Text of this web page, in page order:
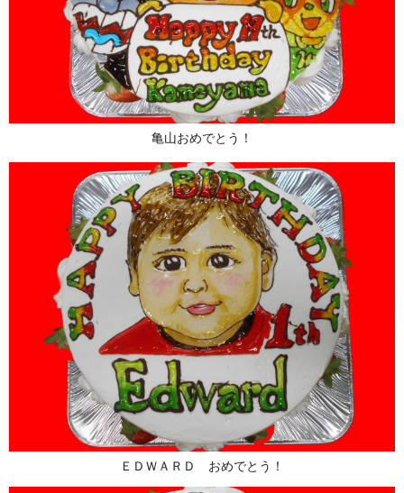
亀山おめでとう！
ＥＤＷＡＲＤ おめでとう！